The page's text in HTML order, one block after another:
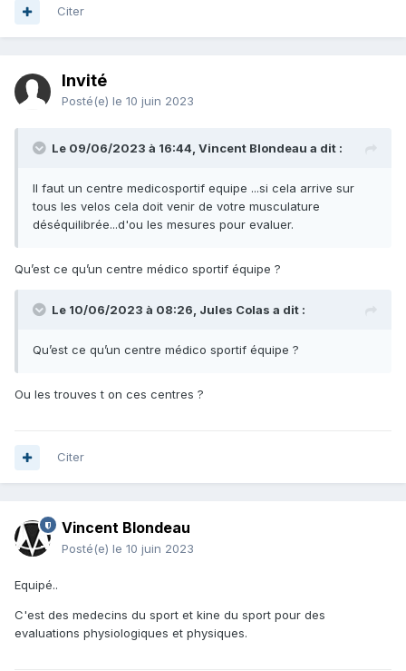
Citer
Invité
Posté(e) le 10 juin 2023
Le 09/06/2023 à 16:44, Vincent Blondeau a dit :
Il faut un centre medicosportif equipe ...si cela arrive sur
tous les velos cela doit venir de votre musculature
déséquilibrée...d'ou les mesures pour evaluer.
Qu’est ce qu’un centre médico sportif équipe ?
Le 10/06/2023 à 08:26, Jules Colas a dit :
Qu’est ce qu’un centre médico sportif équipe ?
Ou les trouves t on ces centres ?
Citer
Vincent Blondeau
Posté(e) le 10 juin 2023
Equipé..
C'est des medecins du sport et kine du sport pour des
evaluations physiologiques et physiques.